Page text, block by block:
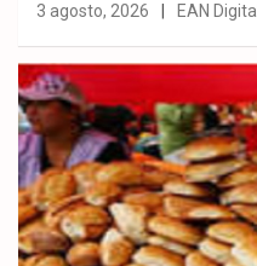
3 agosto, 2026 EAN Digital